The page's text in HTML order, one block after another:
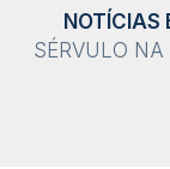
NOTÍCIAS
SÉRVULO